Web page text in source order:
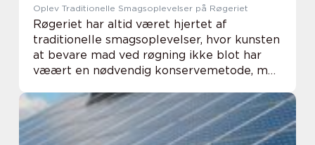
Oplev Traditionelle Smagsoplevelser på Røgeriet
Røgeriet har altid været hjertet af
traditionelle smagsoplevelser, hvor kunsten
at bevare mad ved røgning ikke blot har
væært en nødvendig konservemetode, men
kara...